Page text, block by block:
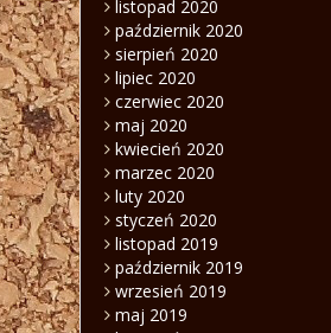
listopad 2020
październik 2020
sierpień 2020
lipiec 2020
czerwiec 2020
maj 2020
kwiecień 2020
marzec 2020
luty 2020
styczeń 2020
listopad 2019
październik 2019
wrzesień 2019
maj 2019